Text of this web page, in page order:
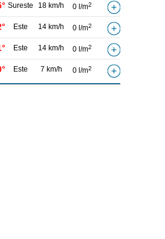
Sureste 18 km/h 0 l/m2
Este 14 km/h 0 l/m2
Este 14 km/h 0 l/m2
Este 7 km/h 0 l/m2